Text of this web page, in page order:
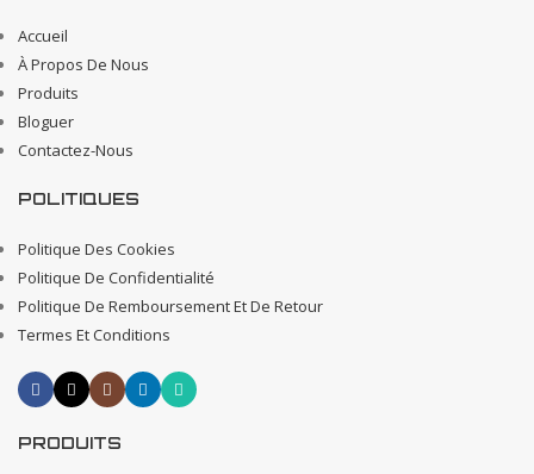
Accueil
À Propos De Nous
Produits
Bloguer
Contactez-Nous
POLITIQUES
Politique Des Cookies
Politique De Confidentialité
Politique De Remboursement Et De Retour
Termes Et Conditions
PRODUITS